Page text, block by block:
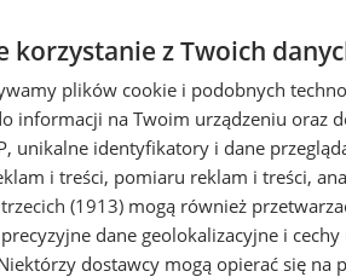
korzystanie z Twoich
plików cookie i podobnych
informacji na Twoim urządzeniu oraz
unikalne identyfikatory i dane
i treści, pomiaru reklam i treści,
(1913) mogą również
dane geolokalizacyjne i
dostawcy mogą opierać się na